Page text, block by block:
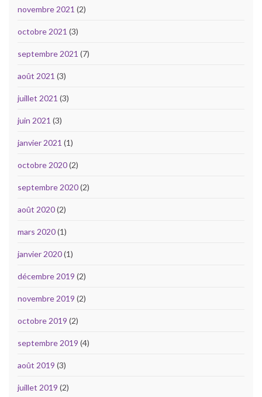
novembre 2021 (2)
octobre 2021 (3)
septembre 2021 (7)
août 2021 (3)
juillet 2021 (3)
juin 2021 (3)
janvier 2021 (1)
octobre 2020(2)
septembre 2020(2)
août 2020(2)
mars 2020(1)
janvier 2020(1)
décembre 2019 (2)
novembre 2019 (2)
octobre 2019 (2)
septembre 2019 (4)
août 2019 (3)
juillet 2019 (2)